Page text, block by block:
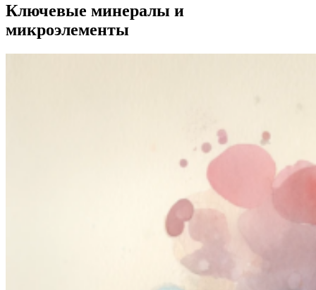
Ключевые минералы и
микроэлементы